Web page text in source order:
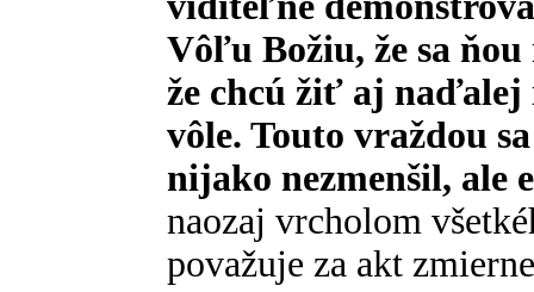
Vôľu Božiu, že sa
že chcú žiť aj
vôle. Touto vraždou
nijako nezmenšil, ale
naozaj vrcholom
považuje za akt